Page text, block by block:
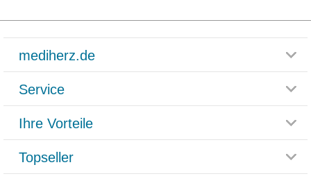
mediherz.de
Glossar
Häufig gestellte Fragen
Datenschutz
Service
Rücksendemöglichkeit
Paketlieferstatus
Ihre Vorteile
Rezeptlieferung
Bonusprogramm
Topseller